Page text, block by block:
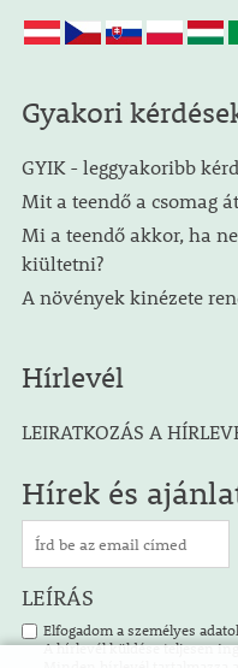
Gyakori
GYIK - leggyakoribb
Mit a teendő a csomag
Mi a teendő akkor, ha
kiültetni?
A növények kinézete
Hírlevél
LEIRATKOZÁS A
Hírek és
LEÍRÁS
Elfogadom a személyes
A hírlevél küldése teljesen